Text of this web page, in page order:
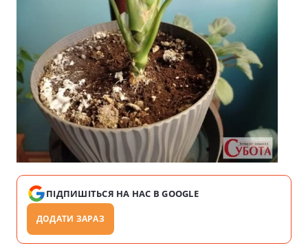
ПІДПИШІТЬСЯ НА НАС В GOOGLE
ДОДАТИ ЗАРАЗ